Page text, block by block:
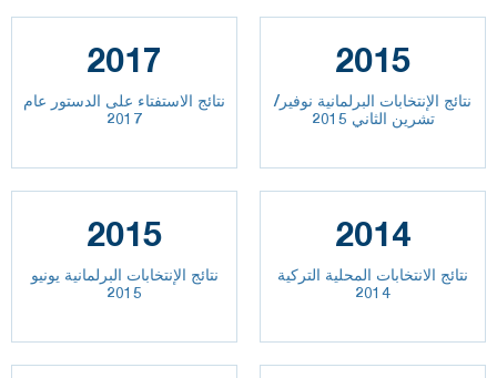
2017
نتائج الاستفتاء على الدستور عام
2017
2015
نتائج الإنتخابات البرلمانية نوفير/
تشرين الثاني 2015
2015
نتائج الإنتخابات البرلمانية يونيو
2015
2014
نتائج الانتخابات المحلية التركية
2014